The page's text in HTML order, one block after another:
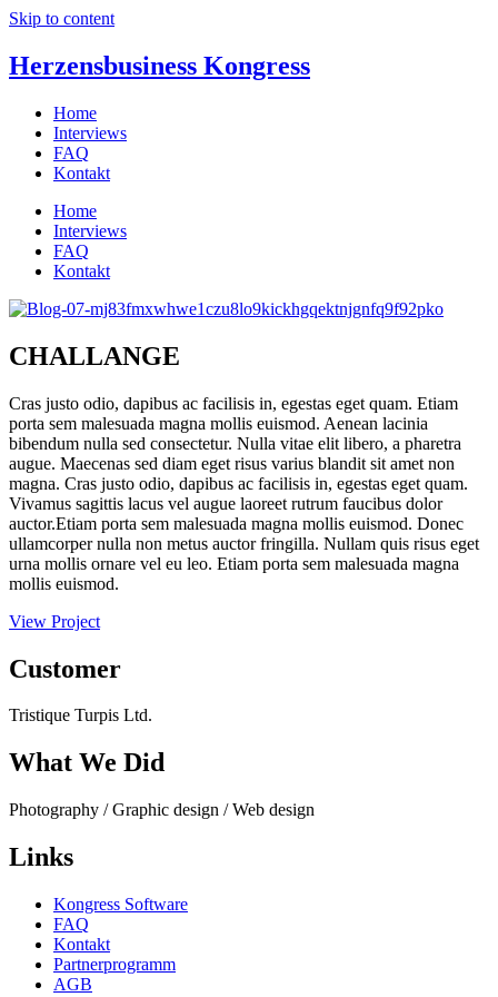
Skip to content
Herzensbusiness Kongress
Home
Interviews
FAQ
Kontakt
Home
Interviews
FAQ
Kontakt
CHALLANGE
Cras justo odio, dapibus ac facilisis in, egestas eget quam. Etiam
porta sem malesuada magna mollis euismod. Aenean lacinia
bibendum nulla sed consectetur. Nulla vitae elit libero, a pharetra
augue. Maecenas sed diam eget risus varius blandit sit amet non
magna. Cras justo odio, dapibus ac facilisis in, egestas eget quam.
Vivamus sagittis lacus vel augue laoreet rutrum faucibus dolor
auctor.Etiam porta sem malesuada magna mollis euismod. Donec
ullamcorper nulla non metus auctor fringilla. Nullam quis risus eget
urna mollis ornare vel eu leo. Etiam porta sem malesuada magna
mollis euismod.
View Project
Customer
Tristique Turpis Ltd.
What We Did
Photography / Graphic design / Web design
Links
Kongress Software
FAQ
Kontakt
Partnerprogramm
AGB